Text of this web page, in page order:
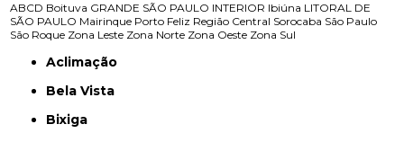
ABCD Boituva GRANDE SÃO PAULO INTERIOR Ibiúna LITORAL DE
SÃO PAULO Mairinque Porto Feliz Região Central Sorocaba São Paulo
São Roque Zona Leste Zona Norte Zona Oeste Zona Sul
Aclimação
Bela Vista
Bixiga